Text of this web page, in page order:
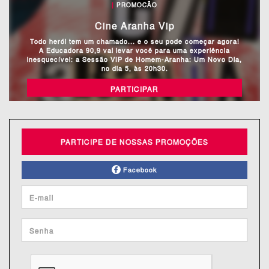
| PROMOCÃO
Cine Aranha Vip
Todo herói tem um chamado... e o seu pode começar agora!
A Educadora 90,9 vai levar você para uma experiência
inesquecível: a Sessão VIP de Homem-Aranha: Um Novo Dia,
no dia 5, às 20h30.
PARTICIPAR
PARTICIPE DE NOSSAS PROMOÇÕES
Facebook